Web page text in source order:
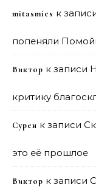
mitasmies к
попеняли
Виктор к записи
критику
Сурен к записи
это её прошлое
Виктор к записи